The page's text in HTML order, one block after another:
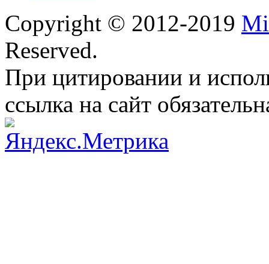
Copyright © 2012-2019
Reserved.
При цитировании и
ссылка на сайт